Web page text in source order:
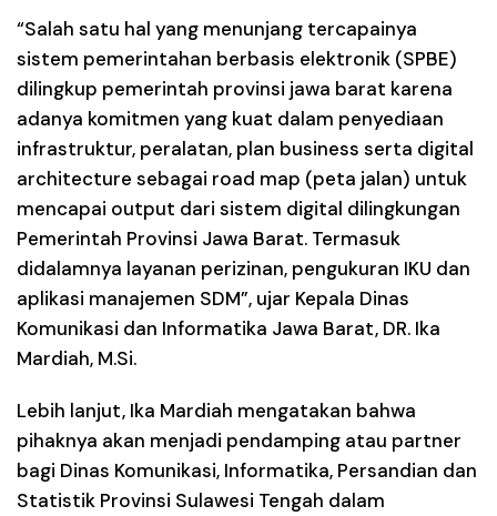
“Salah satu hal yang menunjang tercapainya
sistem pemerintahan berbasis elektronik (SPBE)
dilingkup pemerintah provinsi jawa barat karena
adanya komitmen yang kuat dalam penyediaan
infrastruktur, peralatan, plan business serta digital
architecture sebagai road map (peta jalan) untuk
mencapai output dari sistem digital dilingkungan
Pemerintah Provinsi Jawa Barat. Termasuk
didalamnya layanan perizinan, pengukuran IKU dan
aplikasi manajemen SDM”, ujar Kepala Dinas
Komunikasi dan Informatika Jawa Barat, DR. Ika
Mardiah, M.Si.
Lebih lanjut, Ika Mardiah mengatakan bahwa
pihaknya akan menjadi pendamping atau partner
bagi Dinas Komunikasi, Informatika, Persandian dan
Statistik Provinsi Sulawesi Tengah dalam